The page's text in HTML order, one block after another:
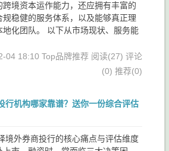
境资本运作能力，还应拥有丰富的
稳健的服务体系，以及能够真正理
化团队。 以下从市场现状、服务能
04 18:10 Top品牌推荐 阅读(27) 评论
(0) 推荐(0)
行机构哪家靠谱？送你一份综合评估
境外券商投行的核心痛点与评估维度